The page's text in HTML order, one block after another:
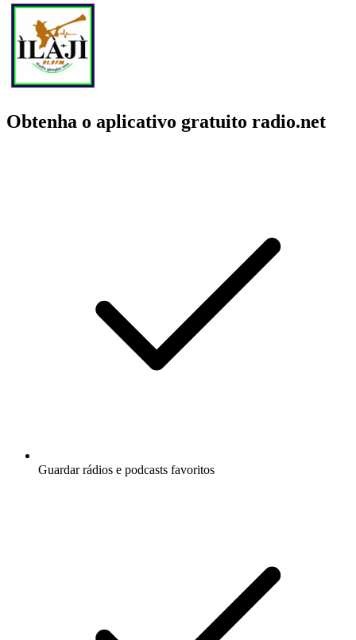
Obtenha o aplicativo gratuito radio.net
Guardar rádios e podcasts favoritos